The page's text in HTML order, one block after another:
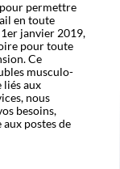
permettre
en toute
janvier 2019,
pour toute
Ce
musculo-
liés aux
nous
besoins,
postes de